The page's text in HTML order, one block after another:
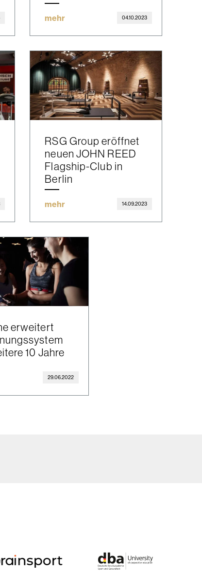
mehr 04.10.2023
RSG Group eröffnet
neuen JOHN REED
Flagship-Club in
Berlin
mehr 14.09.2023
erweitert
10 Jahre
29.06.2022